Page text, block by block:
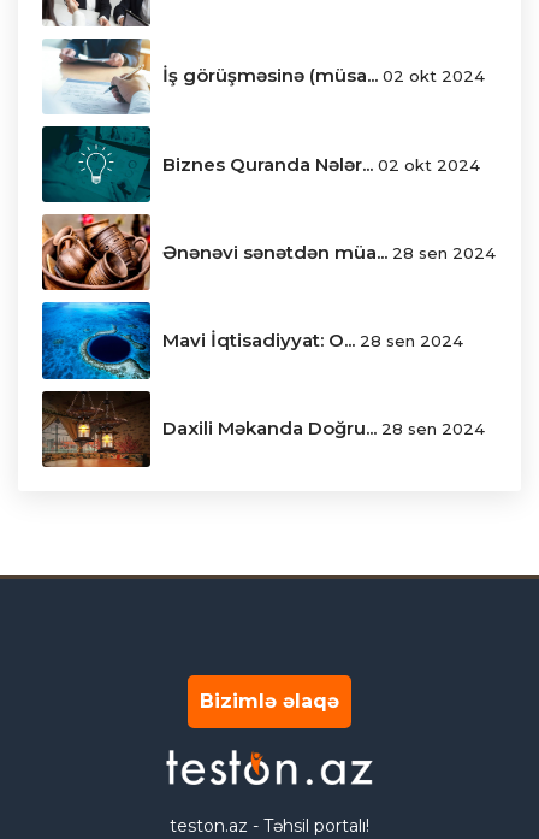
İş görüşməsinə (müsa... 02 okt 2024
Biznes Quranda Nələr... 02 okt 2024
Ənənəvi sənətdən müa... 28 sen 2024
Mavi İqtisadiyyat: O... 28 sen 2024
Daxili Məkanda Doğru... 28 sen 2024
Bizimlə əlaqə
teston.az - Təhsil portalı!